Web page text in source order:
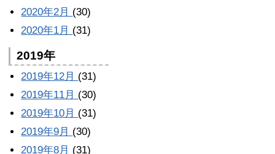
2020年2月 (30)
2020年1月 (31)
2019年
2019年12月 (31)
2019年11月 (30)
2019年10月 (31)
2019年9月 (30)
2019年8月 (31)